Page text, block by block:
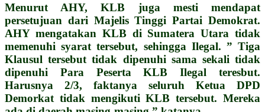
Menurut AHY, KLB juga mesti mendapat
persetujuan dari Majelis Tinggi Partai Demokrat.
AHY mengatakan KLB di Sumatera Utara tidak
memenuhi syarat tersebut, sehingga Ilegal. ” Tiga
Klausul tersebut tidak dipenuhi sama sekali tidak
dipenuhi Para Peserta KLB Ilegal teresbut.
Harusnya 2/3, faktanya seluruh Ketua DPD
Demorkat tidak mengikuti KLB tersebut. Mereka